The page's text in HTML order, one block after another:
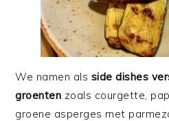
We namen als side dishes
groenten zoals courgette,
groene asperges met